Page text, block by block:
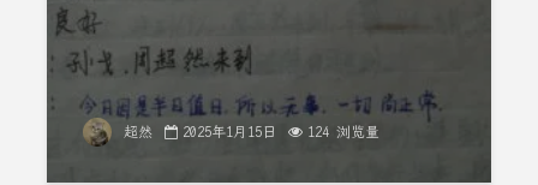
超然 2025年1月15日 124 浏览量